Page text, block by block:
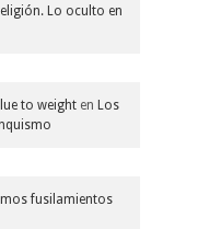
Lo oculto en
to weight en Los
fusilamientos